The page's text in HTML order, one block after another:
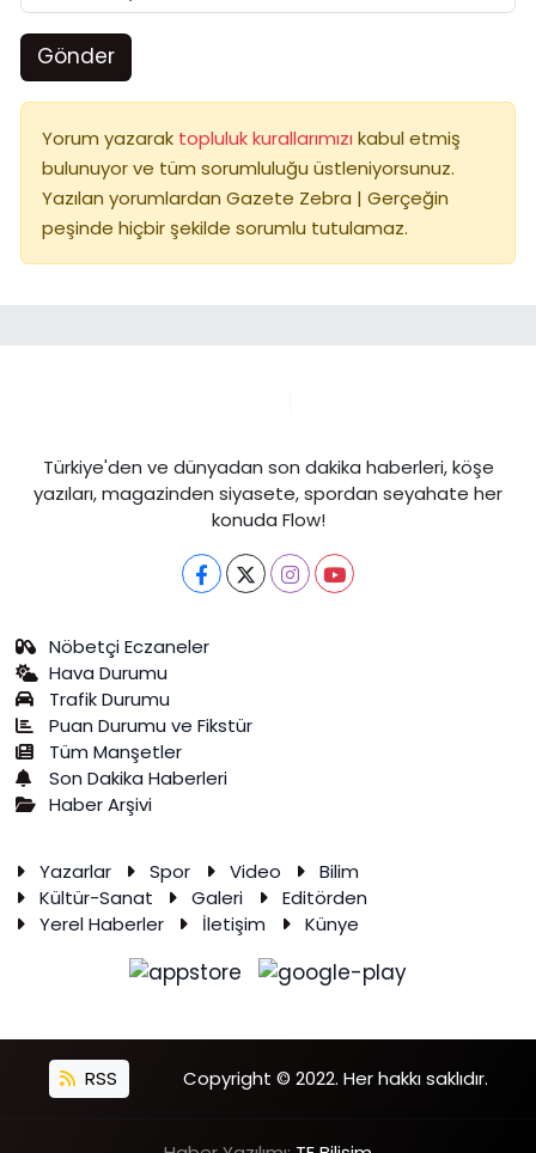
Gönder
Yorum yazarak topluluk kurallarımızı kabul etmiş
bulunuyor ve tüm sorumluluğu üstleniyorsunuz.
Yazılan yorumlardan Gazete Zebra | Gerçeğin
peşinde hiçbir şekilde sorumlu tutulamaz.
Türkiye'den ve dünyadan son dakika haberleri, köşe
yazıları, magazinden siyasete, spordan seyahate her
konuda Flow!
Nöbetçi Eczaneler
Hava Durumu
Trafik Durumu
Puan Durumu ve Fikstür
Tüm Manşetler
Son Dakika Haberleri
Haber Arşivi
Yazarlar Spor Video
Bilim
Kültür-Sanat
Galeri
Editörden
Yerel Haberler
İletişim Künye
RSS Copyright © 2022. Her hakkı saklıdır.